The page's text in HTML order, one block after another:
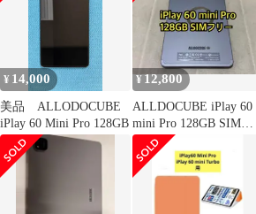
¥ 14,000
美品 ALLODOCUBE
iPlay 60 Mini Pro 128GB
¥12,800
ALLDOCUBE iPlay 60
mini Pro 128GB SIMフ
リー